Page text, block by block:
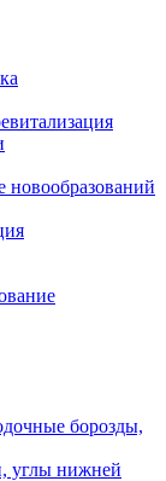
новообразований
борозды,
углы нижней